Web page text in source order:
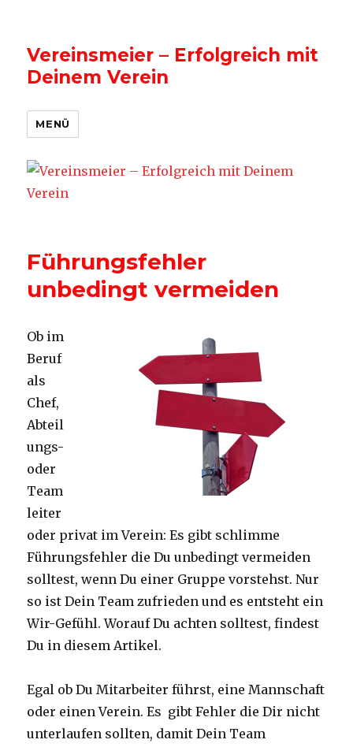
Vereinsmeier – Erfolgreich mit
Deinem Verein
MENÜ
Führungsfehler
unbedingt vermeiden
Ob im
Beruf
als
Chef,
Abteil
ungs-
oder
Team
leiter
oder privat im Verein: Es gibt schlimme
Führungsfehler die Du unbedingt vermeiden
solltest, wenn Du einer Gruppe vorstehst. Nur
so ist Dein Team zufrieden und es entsteht ein
Wir-Gefühl. Worauf Du achten solltest, findest
Du in diesem Artikel.
Egal ob Du Mitarbeiter führst, eine Mannschaft
oder einen Verein. Es gibt Fehler die Dir nicht
unterlaufen sollten, damit Dein Team